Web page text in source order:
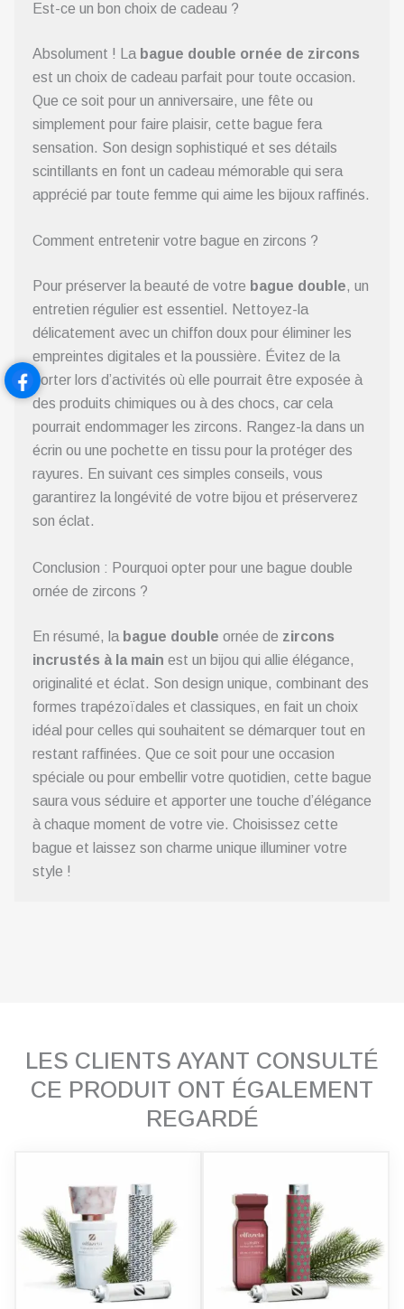
Est-ce un bon choix de cadeau ?
Absolument ! La bague double ornée de zircons
est un choix de cadeau parfait pour toute occasion.
Que ce soit pour un anniversaire, une fête ou
simplement pour faire plaisir, cette bague fera
sensation. Son design sophistiqué et ses détails
scintillants en font un cadeau mémorable qui sera
apprécié par toute femme qui aime les bijoux raffinés.
Comment entretenir votre bague en zircons ?
Pour préserver la beauté de votre bague double, un
entretien régulier est essentiel. Nettoyez-la
délicatement avec un chiffon doux pour éliminer les
empreintes digitales et la poussière. Évitez de la
porter lors d’activités où elle pourrait être exposée à
des produits chimiques ou à des chocs, car cela
pourrait endommager les zircons. Rangez-la dans un
écrin ou une pochette en tissu pour la protéger des
rayures. En suivant ces simples conseils, vous
garantirez la longévité de votre bijou et préserverez
son éclat.
Conclusion : Pourquoi opter pour une bague double
ornée de zircons ?
En résumé, la bague double ornée de zircons
incrustés à la main est un bijou qui allie élégance,
originalité et éclat. Son design unique, combinant des
formes trapézoïdales et classiques, en fait un choix
idéal pour celles qui souhaitent se démarquer tout en
restant raffinées. Que ce soit pour une occasion
spéciale ou pour embellir votre quotidien, cette bague
saura vous séduire et apporter une touche d’élégance
à chaque moment de votre vie. Choisissez cette
bague et laissez son charme unique illuminer votre
style !
LES CLIENTS AYANT CONSULTÉ
CE PRODUIT ONT ÉGALEMENT
REGARDÉ